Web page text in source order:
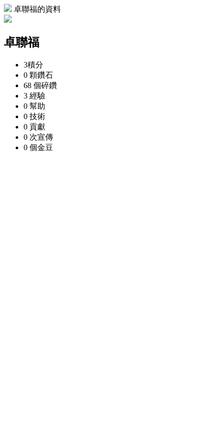
卓聯福的資料
卓聯福
3積分
0 顆鑽石
68 個碎鑽
3 經驗
0 幫助
0 技術
0 貢獻
0 次宣傳
0 個金豆